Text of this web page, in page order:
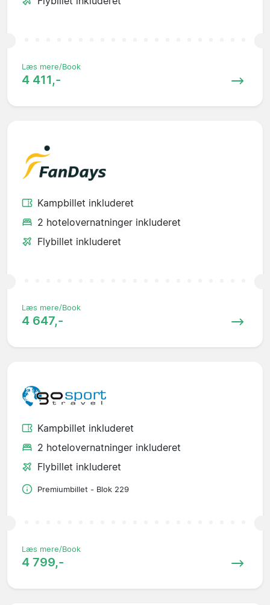
Læs mere/Book
4 411,-
Kampbillet inkluderet
2 hotelovernatninger inkluderet
Flybillet inkluderet
Læs mere/Book
4 647,-
Kampbillet inkluderet
2 hotelovernatninger inkluderet
Flybillet inkluderet
Premiumbillet - Blok 229
Læs mere/Book
4 799,-